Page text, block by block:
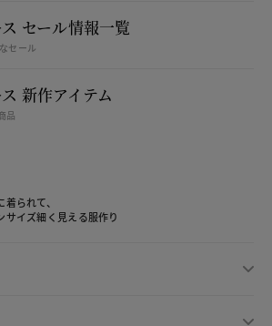
セール情報一覧
セール
新作アイテム
品
着られて、
サイズ細く見える服作り